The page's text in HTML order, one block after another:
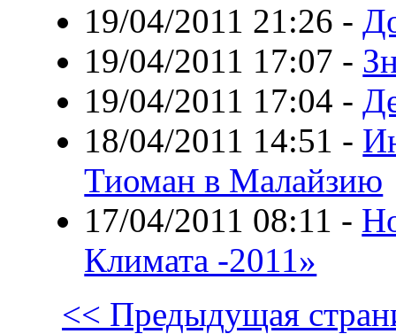
19/04/2011 21:26 -
19/04/2011 17:07 -
19/04/2011 17:04 -
18/04/2011 14:51 -
Тиоман в Малайзию
17/04/2011 08:11 -
Климата -2011»
<< Предыдущая